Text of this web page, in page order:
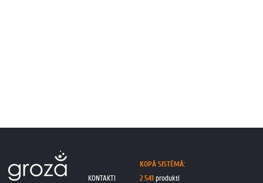
KONTAKTI
KOPĀ SISTĒMĀ:
2 541 produkti